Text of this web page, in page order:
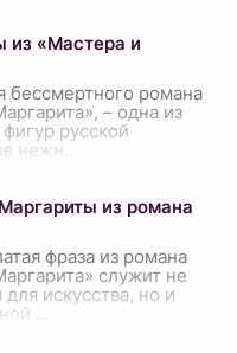
из «Мастера и
бессмертного романа
– одна из
русской
нежн
из романа
фраза из романа
служит не
искусства, но и